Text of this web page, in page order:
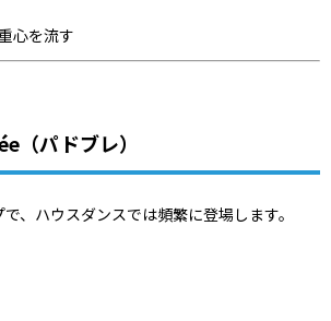
心を流す
（パドブレ）
、ハウスダンスでは頻繁に登場します。